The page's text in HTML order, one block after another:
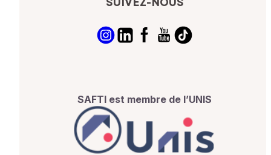
SAFTI est membre de l’UNIS